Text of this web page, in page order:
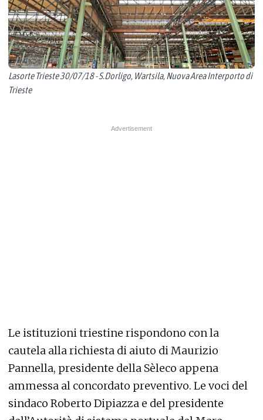
Lasorte Trieste 30/07/18 - S.Dorligo, Wartsila, Nuova Area Interporto di
Trieste
Le istituzioni triestine rispondono con la
cautela alla richiesta di aiuto di Maurizio
Pannella, presidente della Sèleco appena
ammessa al concordato preventivo. Le voci del
sindaco Roberto Dipiazza e del presidente